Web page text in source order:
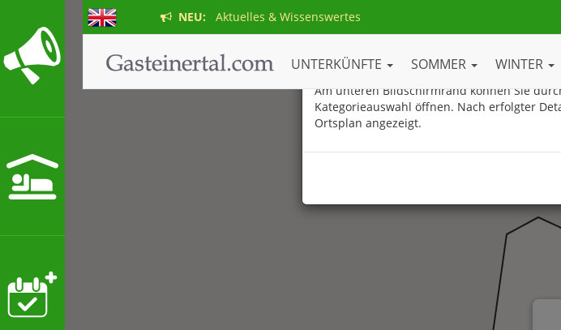
NEU: Aktuelles & Wissenswertes
UNTERKÜNFTE SOMMER WINTER
Am unteren Bildschirmrand können Sie
Kategorieauswahl öffnen. Nach erfolgter
Ortsplan angezeigt.